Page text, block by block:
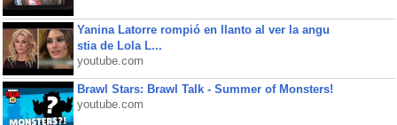
Yanina Latorre rompió en llanto al ver la angu
stia de Lola L...
youtube.com
Brawl Stars: Brawl Talk - Summer of Monsters!
youtube.com